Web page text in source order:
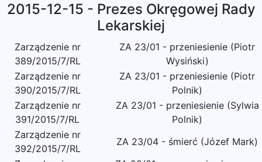
2015-12-15 - Prezes Okręgowej Rady
Lekarskiej
Zarządzenie nr
389/2015/7/RL
ZA 23/01 - przeniesienie (Piotr
Wysiński)
Zarządzenie nr
390/2015/7/RL
ZA 23/01 - przeniesienie (Piotr
Polnik)
Zarządzenie nr
391/2015/7/RL
ZA 23/01 - przeniesienie (Sylwia
Polnik)
Zarządzenie nr
392/2015/7/RL
ZA 23/04 - śmierć (Józef Mark)